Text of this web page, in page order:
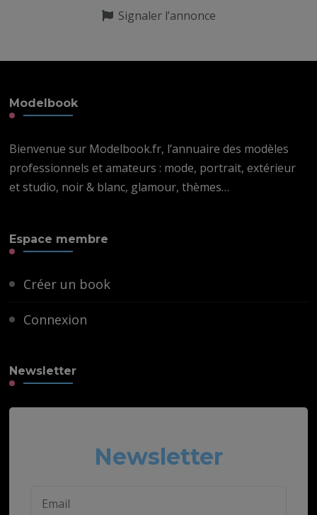
Signaler l’annonce
Modelbook
Bienvenue sur Modelbook.fr, l’annuaire des modèles
professionnels et amateurs : mode, portrait, extérieur
et studio, noir & blanc, glamour, thèmes…
Espace membre
Créer un book
Connexion
Newsletter
Newsletter